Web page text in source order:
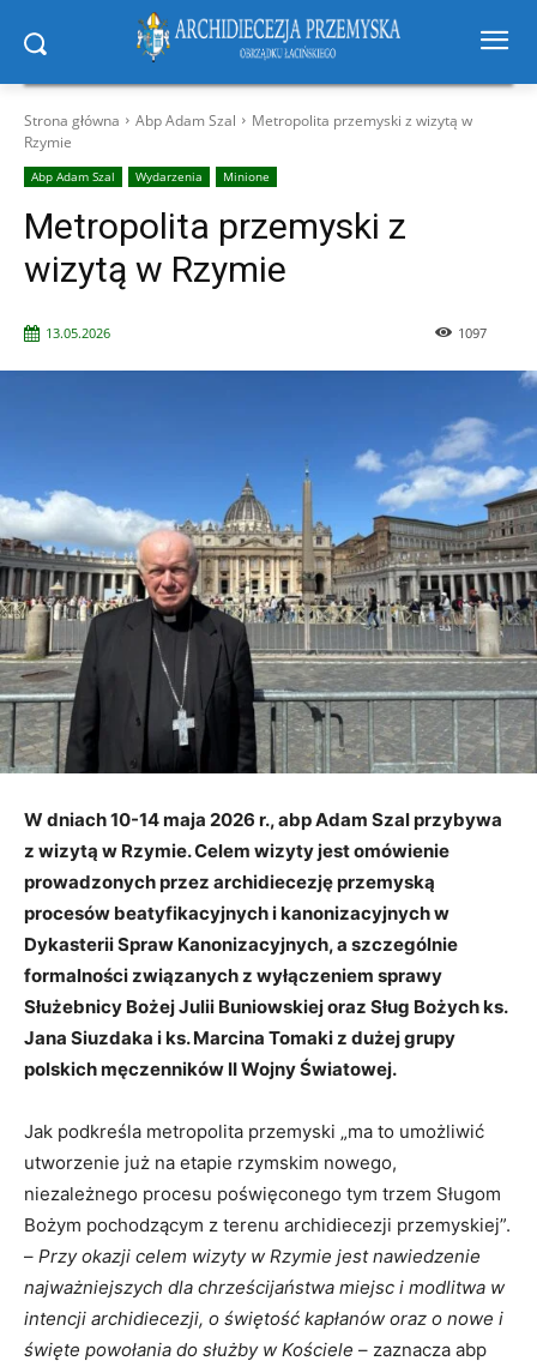
Strona główna Abp Adam Szal
Metropolita przemyski z wizytą w
Rzymie
Abp Adam Szal Wydarzenia Minione
Metropolita przemyski z
wizytą w Rzymie
13.05.2026 1097
W dniach 10-14 maja 2026 r., abp Adam Szal przybywa
z wizytą w Rzymie. Celem wizyty jest omówienie
prowadzonych przez archidiecezję przemyską
procesów beatyfikacyjnych i kanonizacyjnych w
Dykasterii Spraw Kanonizacyjnych, a szczególnie
formalności związanych z wyłączeniem sprawy
Służebnicy Bożej Julii Buniowskiej oraz Sług Bożych ks.
Jana Siuzdaka i ks. Marcina Tomaki z dużej grupy
polskich męczenników II Wojny Światowej.
Jak podkreśla metropolita przemyski „ma to umożliwić
utworzenie już na etapie rzymskim nowego,
niezależnego procesu poświęconego tym trzem Sługom
Bożym pochodzącym z terenu archidiecezji przemyskiej”.
– Przy okazji celem wizyty w Rzymie jest nawiedzenie
najważniejszych dla chrześcijaństwa miejsc i modlitwa w
intencji archidiecezji, o świętość kapłanów oraz o nowe i
święte powołania do służby w Kościele – zaznacza abp